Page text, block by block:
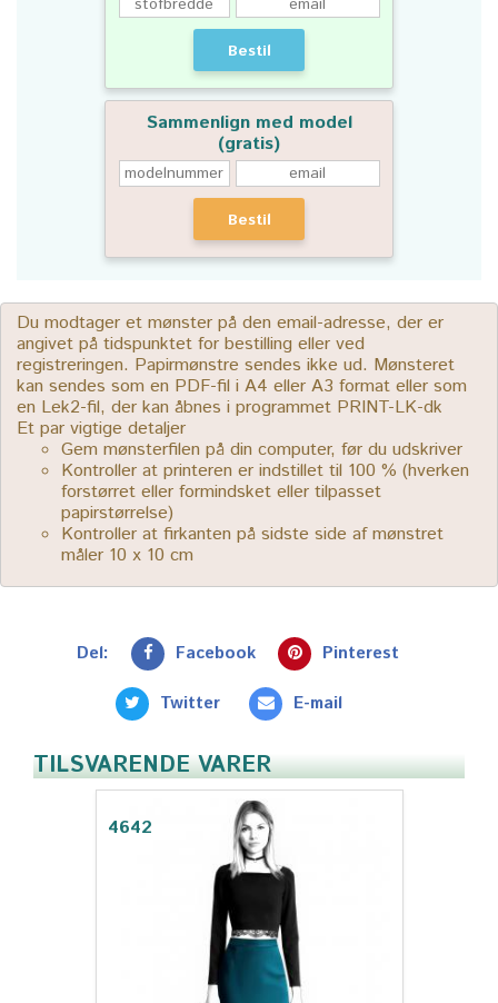
Bestil
Sammenlign med model
(gratis)
Bestil
Du modtager et mønster på den email-adresse, der er
angivet på tidspunktet for bestilling eller ved
registreringen. Papirmønstre sendes ikke ud. Mønsteret
kan sendes som en PDF-fil i A4 eller A3 format eller som
en Lek2-fil, der kan åbnes i programmet PRINT-LK-dk
Et par vigtige detaljer
Gem mønsterfilen på din computer, før du udskriver
Kontroller at printeren er indstillet til 100 % (hverken
forstørret eller formindsket eller tilpasset
papirstørrelse)
Kontroller at firkanten på sidste side af mønstret
måler 10 x 10 cm
Del: Facebook Pinterest
Twitter E-mail
TILSVARENDE VARER
4642